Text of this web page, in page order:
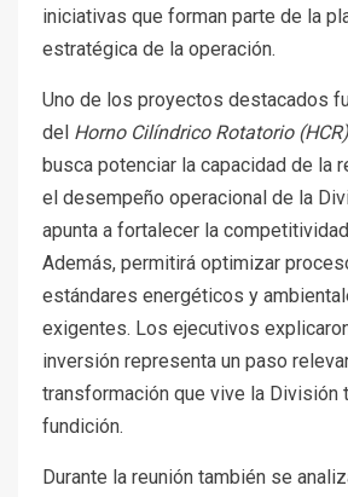
iniciativas que forman parte de la
estratégica de la operación.
Uno de los proyectos destacados
del Horno Cilíndrico Rotatorio (HCR)
busca potenciar la capacidad de la
el desempeño operacional de la
apunta a fortalecer la
Además, permitirá optimizar
estándares energéticos y
exigentes. Los ejecutivos
inversión representa un paso
transformación que vive la División
fundición.
Durante la reunión también se